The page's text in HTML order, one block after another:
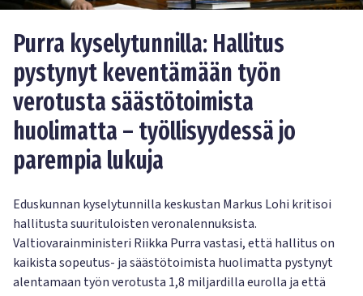
Purra kyselytunnilla: Hallitus
pystynyt keventämään työn
verotusta säästötoimista
huolimatta – työllisyydessä jo
parempia lukuja
Eduskunnan kyselytunnilla keskustan Markus Lohi kritisoi
hallitusta suurituloisten veronalennuksista.
Valtiovarainministeri Riikka Purra vastasi, että hallitus on
kaikista sopeutus- ja säästötoimista huolimatta pystynyt
alentamaan työn verotusta 1,8 miljardilla eurolla ja että